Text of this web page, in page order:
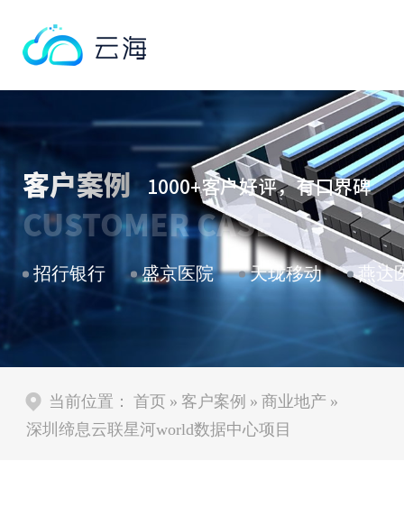
客户案例 1000+客户好评，有口界碑
CUSTOMER CASE
招行银行 盛京医院 天珑移动 燕达
当前位置： 首页 » 客户案例 » 商业地产 »
深圳缔息云联星河world数据中心项目